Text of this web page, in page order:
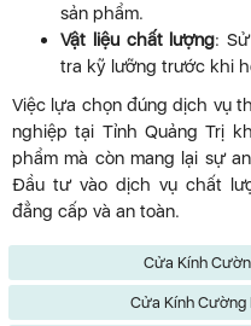
sản phẩm.
Vật liệu chất lượng:
tra kỹ lưỡng trước khi
Việc lựa chọn đúng dịch vụ
nghiệp tại Tỉnh Quảng Trị
phẩm mà còn mang lại sự
Đầu tư vào dịch vụ chất
đẳng cấp và an toàn.
Cửa Kính
Cửa Kính